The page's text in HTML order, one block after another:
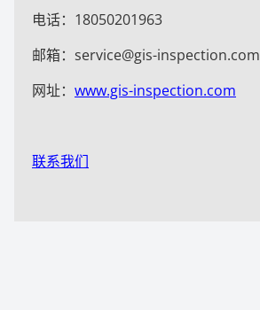
电话：18050201963
邮箱：service@gis-inspection.com
网址： www.gis-inspection.com
联系我们